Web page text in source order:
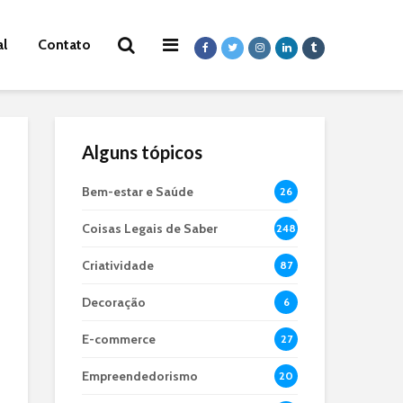
Contato
Alguns tópicos
Bem-estar e Saúde 26
Coisas Legais de Saber 248
Criatividade 87
Decoração 6
E-commerce 27
Empreendedorismo 20